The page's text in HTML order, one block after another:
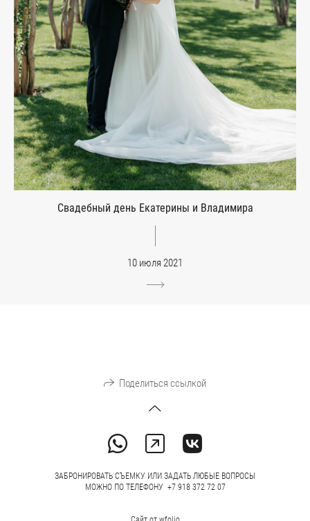
Свадебный день Екатерины и Владимира
10 июля 2021
Поделиться ссылкой
ЗАБРОНИРОВАТЬ СЪЕМКУ ИЛИ ЗАДАТЬ ЛЮБЫЕ ВОПРОСЫ
МОЖНО ПО ТЕЛЕФОНУ +7 918 372 72 07